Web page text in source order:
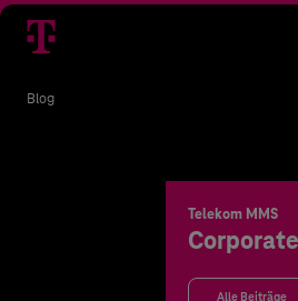
Blog
Telekom MMS
Alle Beiträge